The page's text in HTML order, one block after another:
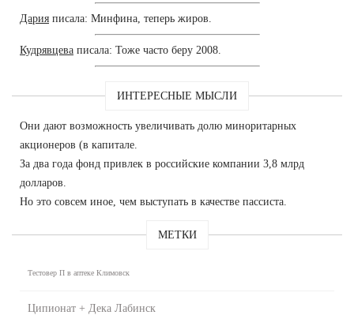
Дария писала: Минфина, теперь жиров.
Кудрявцева писала: Тоже часто беру 2008.
ИНТЕРЕСНЫЕ МЫСЛИ
Они дают возможность увеличивать долю миноритарных
акционеров (в капитале.
За два года фонд привлек в российские компании 3,8 млрд
долларов.
Но это совсем иное, чем выступать в качестве пассиста.
МЕТКИ
Тестовер П в аптеке Климовск
Ципионат + Дека Лабинск